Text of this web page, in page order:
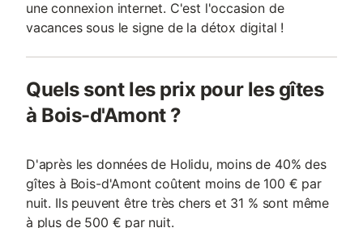
une connexion internet. C'est l'occasion de
vacances sous le signe de la détox digital !
Quels sont les prix pour les gîtes
à Bois-d'Amont ?
D'après les données de Holidu, moins de 40% des
gîtes à Bois-d'Amont coûtent moins de 100 € par
nuit. Ils peuvent être très chers et 31 % sont même
à plus de 500 € par nuit.